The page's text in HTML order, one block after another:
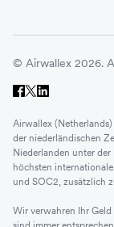
© Airwallex 2026.
Airwallex
der niederländischen
Niederlanden unter
höchsten
und SOC2, zusätzlich
Wir verwahren Ihr